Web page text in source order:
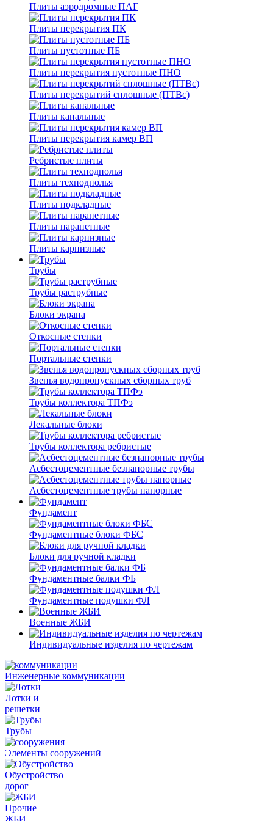
Плиты аэродромные ПАГ
Плиты перекрытия ПК
Плиты пустотные ПБ
Плиты перекрытия пустотные ПНО
Плиты перекрытий сплошные (ПТВс)
Плиты канальные
Плиты перекрытия камер ВП
Ребристые плиты
Плиты техподполья
Плиты подкладные
Плиты парапетные
Плиты карнизные
Трубы
Трубы раструбные
Блоки экрана
Откосные стенки
Портальные стенки
Звенья водопропускных сборных труб
Трубы коллектора ТПФэ
Лекальные блоки
Трубы коллектора ребристые
Асбестоцементные безнапорные трубы
Асбестоцементные трубы напорные
Фундамент
Фундаментные блоки ФБС
Блоки для ручной кладки
Фундаментные балки ФБ
Фундаментные подушки ФЛ
Военные ЖБИ
Индивидуальные изделия по чертежам
Инженерные коммуникации
Лотки и
решетки
Трубы
Элементы сооружений
Обустройство
дорог
Прочие